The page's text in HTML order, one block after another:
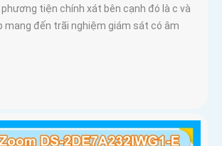
tiện chính xát bên cạnh đó là c và
mang đến trãi nghiệm giám sát có âm